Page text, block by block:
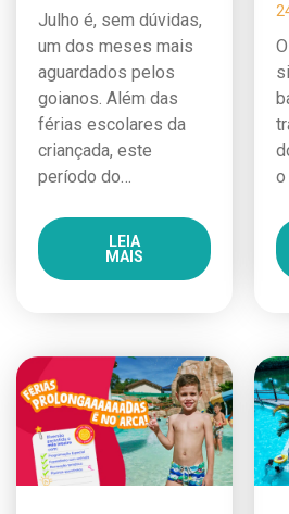
Julho é, sem dúvidas,
um dos meses mais
aguardados pelos
goianos. Além das
férias escolares da
criançada, este
período do…
LEIA
MAIS
o